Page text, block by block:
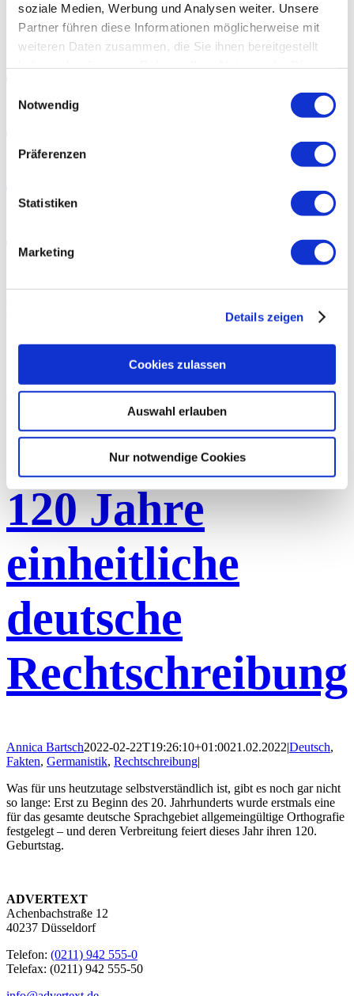
soziale Medien, Werbung und Analysen weiter. Unsere
Partner führen diese Informationen möglicherweise mit
weiteren Daten zusammen, die Sie ihnen bereitgestellt
Notwendig
Präferenzen
Statistiken
Marketing
Details zeigen
Cookies zulassen
Auswahl erlauben
Nur notwendige Cookies
Germanismen:
deutsche Wörter
auf
Wanderschaft
und warum werden deutsche Wörter zu Exportschlagern? Wir
zeigen, dass Sprachen lebendige Organismen sind, die wachsen und
sich verändern.
120 Jahre einheitliche deutsche Rechtschreibung
120 Jahre
einheitliche
deutsche
Rechtschreibung
Annica Bartsch2022-02-22T19:26:10+01:0021.02.2022|Deutsch,
Fakten, Germanistik, Rechtschreibung|
Was für uns heutzutage selbstverständlich ist, gibt es noch gar nicht
so lange: Erst zu Beginn des 20. Jahrhunderts wurde erstmals eine
für das gesamte deutsche Sprachgebiet allgemeingültige Orthografie
festgelegt – und deren Verbreitung feiert dieses Jahr ihren 120.
Geburtstag.
ADVERTEXT
Achenbachstraße 12
40237 Düsseldorf
Telefon: (0211) 942 555-0
Telefax: (0211) 942 555-50